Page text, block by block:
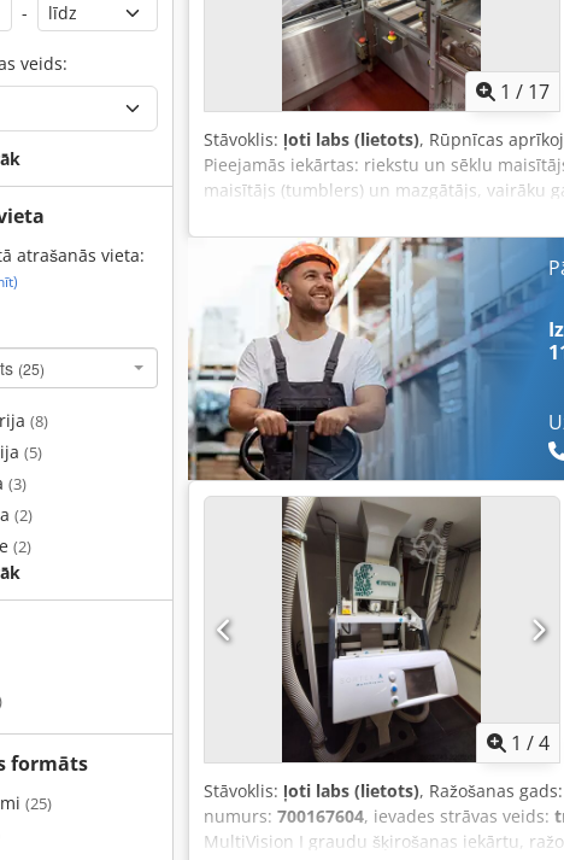
-
veids:
atrašanās vieta:
(25)
(8)
(5)
(3)
(2)
(2)
formāts
(25)
1 / 17
Stāvoklis: ļoti labs (lietots), Rūpnīcas
Pieejamās iekārtas: riekstu un sēklu
maisītājs (tumblers) un mazgātājs, vairāku
automātisks kartonētājs ar automātisko
1 /4
Stāvoklis: ļoti labs (lietots), Ražošanas gads:
numurs: 700167604, ievades strāvas veids:
MultiVision I graudu šķirošanas iekārtu,